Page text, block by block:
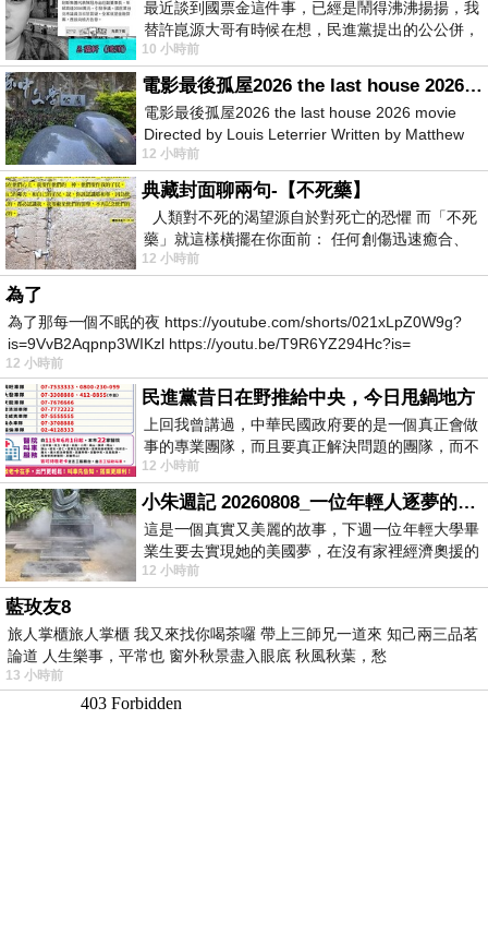
最近談到國票金這件事，已經是鬧得沸沸揚揚，我
替許崑源大哥有時候在想，民進黨提出的公公併，
其實就是想要國庫通黨庫，鬧出最大的醜
10 小時前
電影最後孤屋2026 the last house 2026 movie
電影最後孤屋2026 the last house 2026 movie
Directed by Louis Leterrier Written by Matthew
Robinson Starring Greta Lee Wa
12 小時前
典藏封面聊兩句-【不死藥】
人類對不死的渴望源自於對死亡的恐懼 而「不死
藥」就這樣橫擺在你面前： 任何創傷迅速癒合、
停止衰老、痛覺消失…堪
12 小時前
為了
為了那每一個不眠的夜 https://youtube.com/shorts/021xLpZ0W9g?
is=9VvB2Aqpnp3WIKzl https://youtu.be/T9R6YZ294Hc?is=
12 小時前
民進黨昔日在野推給中央，今日甩鍋地方
上回我曾講過，中華民國政府要的是一個真正會做
事的專業團隊，而且要真正解決問題的團隊，而不
是只會到處甩鍋的雙標團隊，最近民進黨
12 小時前
小朱週記 20260808_一位年輕人逐夢的真實故事
這是一個真實又美麗的故事，下週一位年輕大學畢
業生要去實現她的美國夢，在沒有家裡經濟奧援的
情況下，靠著自我努力工作累積出國基
12 小時前
藍玫友8
旅人掌櫃旅人掌櫃 我又來找你喝茶囉 帶上三師兄一道來 知己兩三品茗
論道 人生樂事，平常也 窗外秋景盡入眼底 秋風秋葉，愁
13 小時前